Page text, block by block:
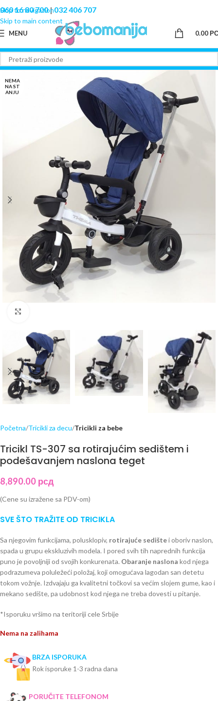
Skip to navigation
Skip to main content
060 16 80 700|032 406 707
MENU 0.00
NEMA
NA ST
ANJU
Početna Tricikli za decu Tricikli za bebe
Tricikl TS-307 sa rotirajućim sedištem i
podešavanjem naslona teget
8,890.00 рсд
(Cene su izražene sa PDV-om)
SVE ŠTO TRAŽITE OD TRICIKLA
Sa njegovim funkcijama, polusklopiv, rotirajuće sedištei oboriv naslon,
spada u grupu ekskluzivih modela. I pored svih tih naprednih funkcija
puno je povoljniji od svojih konkurenata. Obaranje naslona kod njega
podrazumeva poluležeći položaj, koji omogućava lagodan san detetu
tokom vožnje. Izdvajaju ga kvalitetni točkovi sa većim slojem gume, kao i
mekano sedište, pa udobnost kod njega ne treba dovesti u pitanje.
*Isporuku vršimo na teritoriji cele Srbije
Nema na zalihama
BRZA ISPORUKA
Rok isporuke 1-3 radna dana
PORUČITE TELEFONOM